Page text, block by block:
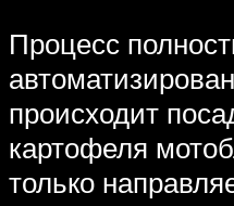
Процесс
происходит
картофеля
только